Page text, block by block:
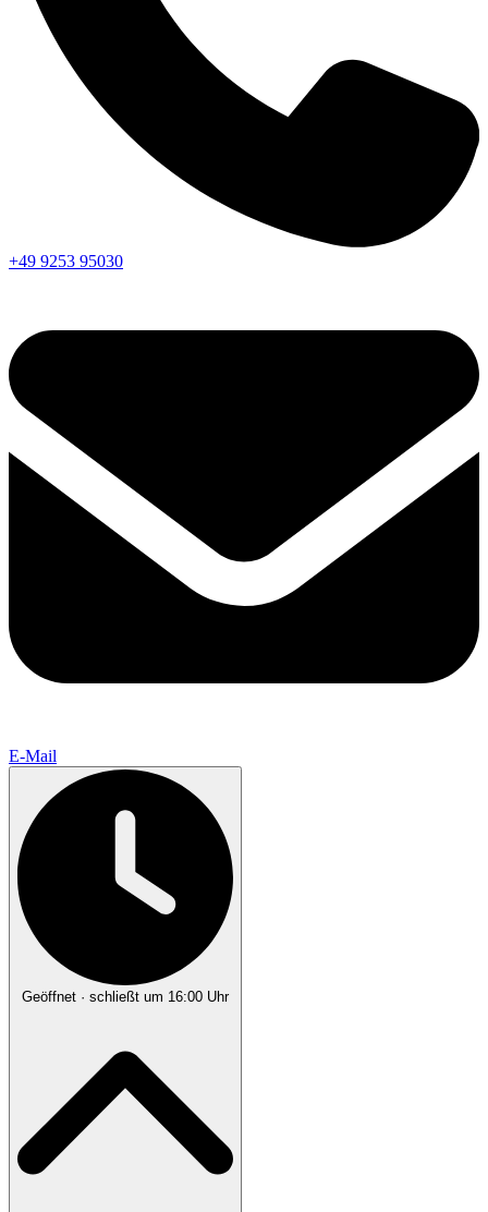
+49 9253 95030
E-Mail
Geöffnet · schließt um 16:00 Uhr